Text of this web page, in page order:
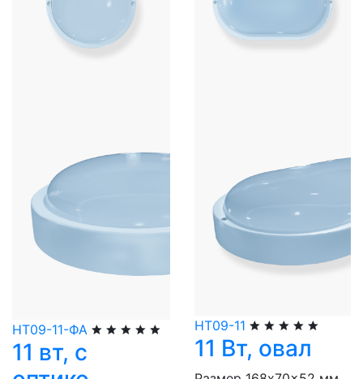
НТ09-11-ФА
11 вт, с
НТ09-11
11 Вт, овал